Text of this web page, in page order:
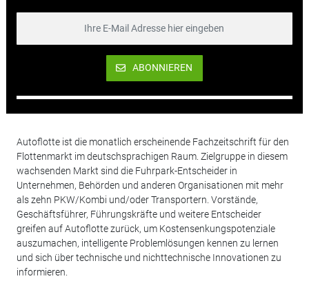
ABONNIEREN
Autoflotte ist die monatlich erscheinende Fachzeitschrift für den
Flottenmarkt im deutschsprachigen Raum. Zielgruppe in diesem
wachsenden Markt sind die Fuhrpark-Entscheider in
Unternehmen, Behörden und anderen Organisationen mit mehr
als zehn PKW/Kombi und/oder Transportern. Vorstände,
Geschäftsführer, Führungskräfte und weitere Entscheider
greifen auf Autoflotte zurück, um Kostensenkungspotenziale
auszumachen, intelligente Problemlösungen kennen zu lernen
und sich über technische und nichttechnische Innovationen zu
informieren.